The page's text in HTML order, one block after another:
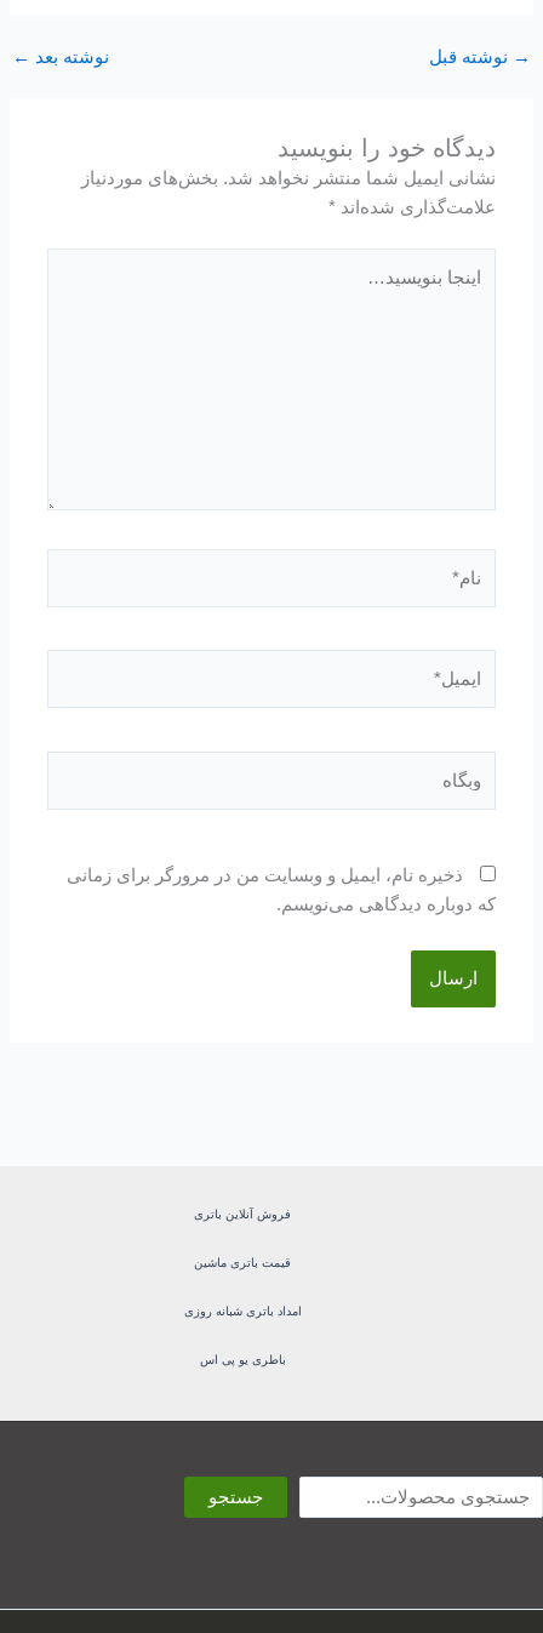
→ نوشته قبل نوشته بعد ←
دیدگاه‌ خود را بنویسید
نشانی ایمیل شما منتشر نخواهد شد. بخش‌های موردنیاز
علامت‌گذاری شده‌اند*
بنویسید…
ذخیره نام، ایمیل و وبسایت من در مرورگر برای زمانی
که دوباره دیدگاهی می‌نویسم.
فروش آنلاین باتری
قیمت باتری ماشین
امداد باتری شبانه روزی
باطری یو پی اس
جستجو